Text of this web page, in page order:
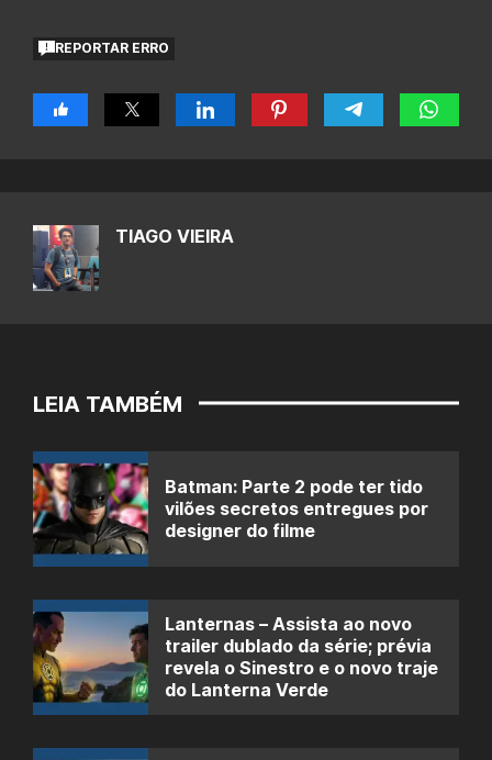
REPORTAR ERRO
TIAGO VIEIRA
LEIA TAMBÉM
Batman: Parte 2 pode ter tido
vilões secretos entregues por
designer do filme
Lanternas – Assista ao novo
trailer dublado da série; prévia
revela o Sinestro e o novo traje
do Lanterna Verde